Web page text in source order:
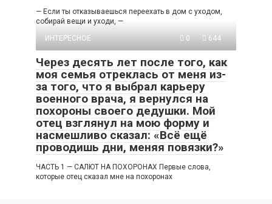
— Если ты отказываешься переехать в дом с уходом,
собирай вещи и уходи, —
ИНТЕРЕСНОЕ
0 644
Через десять лет после того, как
моя семья отреклась от меня из-
за того, что я выбрал карьеру
военного врача, я вернулся на
похороны своего дедушки. Мой
отец взглянул на мою форму и
насмешливо сказал: «Всё ещё
проводишь дни, меняя повязки?»
ЧАСТЬ 1 — САЛЮТ НА ПОХОРОНАХ Первые слова,
которые отец сказал мне на похоронах